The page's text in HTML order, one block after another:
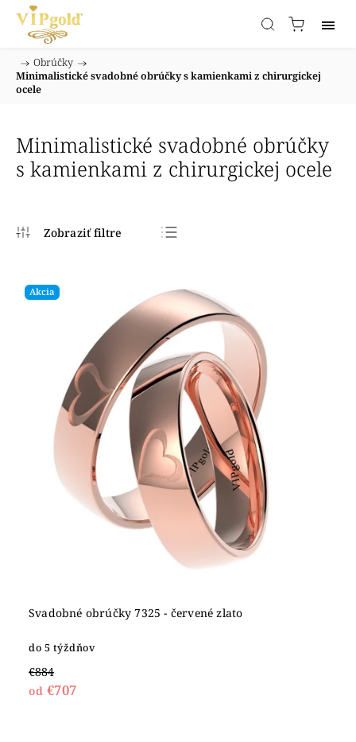
Domov
/ Obrúčky /
Minimalistické svadobné obrúčky s kamienkami z chirurgickej
ocele
Minimalistické svadobné obrúčky
s kamienkami z chirurgickej ocele
Najdrahšie
Abecedne
Akcia
Svadobné obrúčky 7325 - červené zlato
do 5 týždňov
€884
od €707